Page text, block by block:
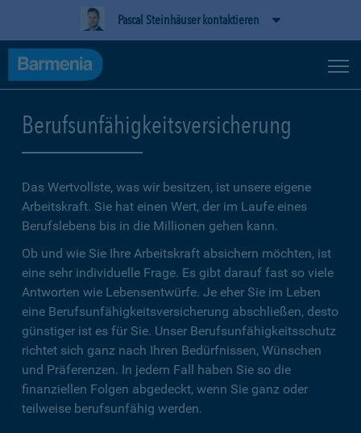
Pascal Steinhäuser kontaktieren
Berufsunfähigkeitsversicherung
Das Wertvollste, was wir besitzen, ist unsere eigene
Arbeitskraft. Sie hat einen Wert, der im Laufe eines
Berufslebens bis in die Millionen gehen kann.
Ob und wie Sie Ihre Arbeitskraft absichern möchten, ist
eine sehr individuelle Frage. Es gibt darauf fast so viele
Antworten wie Lebensentwürfe. Je eher Sie im Leben
eine Berufsunfähigkeitsversicherung abschließen, desto
günstiger ist es für Sie. Unser Berufsunfähigkeitsschutz
richtet sich ganz nach Ihren Bedürfnissen, Wünschen
und Präferenzen. In jedem Fall haben Sie so die
finanziellen Folgen abgedeckt, wenn Sie ganz oder
teilweise berufsunfähig werden.